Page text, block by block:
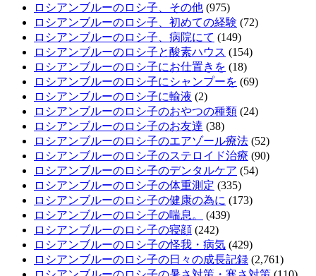
ロシアンブルーのロシ子、その他 (975)
ロシアンブルーのロシ子、初めての経験 (72)
ロシアンブルーのロシ子、病院にて (149)
ロシアンブルーのロシ子と酸素ハウス (154)
ロシアンブルーのロシ子にお仕置きを (18)
ロシアンブルーのロシ子にシャンプーを (69)
ロシアンブルーのロシ子に輸液 (2)
ロシアンブルーのロシ子のおやつの種類 (24)
ロシアンブルーのロシ子のお友達 (38)
ロシアンブルーのロシ子のエアゾール療法 (52)
ロシアンブルーのロシ子のステロイド治療 (90)
ロシアンブルーのロシ子のデンタルケア (54)
ロシアンブルーのロシ子の体重測定 (335)
ロシアンブルーのロシ子の健康の為に (173)
ロシアンブルーのロシ子の喘息。
(439)
ロシアンブルーのロシ子の寝顔 (242)
ロシアンブルーのロシ子の怪我・病気 (429)
ロシアンブルーのロシ子の日々の成長記録 (2,761)